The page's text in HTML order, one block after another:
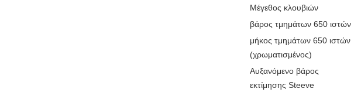
Μέγεθος κλουβιών
βάρος τμημάτων 650 ιστών
μήκος τμημάτων 650 ιστών
(χρωματισμένος)
Αυξανόμενο βάρος
εκτίμησης Steeve